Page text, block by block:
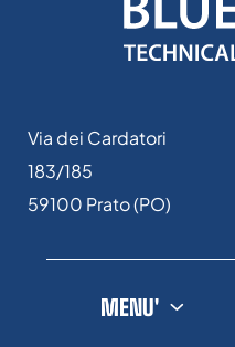
Via dei Cardatori
183/185
59100 Prato (PO)
MENU'